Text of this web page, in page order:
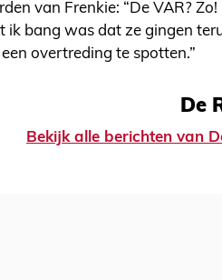
van Frenkie: “De VAR?
ik bang was dat ze gingen
overtreding te spotten.”
De
Bekijk alle berichten van